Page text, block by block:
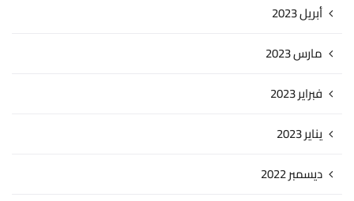
أبريل 2023
مارس 2023
فبراير 2023
يناير 2023
ديسمبر 2022